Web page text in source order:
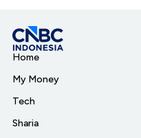
Home
My Money
Tech
Sharia